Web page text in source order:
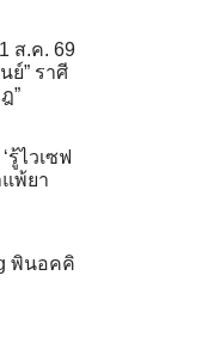
ส.ค. 69
ย์” ราศี
”
รู้ไวเซฟ
พ้ยา
พินอคคิ